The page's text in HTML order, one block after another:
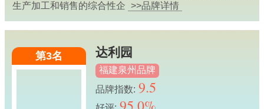
生产加工和销售的综合性企 >>品牌详情
第3名 达利园
福建泉州品牌
品牌指数: 9.5